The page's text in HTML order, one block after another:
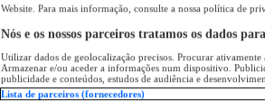
Website. Para mais informação, consulte a nossa política de
Nós e os nossos parceiros tratamos os dados
Utilizar dados de geolocalização precisos. Procurar
Armazenar e/ou aceder a informações num dispositivo.
publicidade e conteúdos, estudos de audiência e
Lista de parceiros (fornecedores)